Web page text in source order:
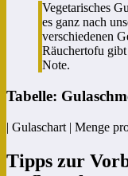
Vegetarisches
es ganz nach
verschiedenen
Räuchertofu
Note.
Tabelle:
| Gulaschart | Menge
Tipps zur